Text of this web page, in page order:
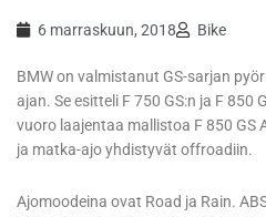
6 marraskuun, 2018 Bike
BMW on valmistanut GS-sarjan
ajan. Se esitteli F 750 GS:n ja F 850
vuoro laajentaa mallistoa F 850 GS
ja matka-ajo yhdistyvät offroadiin.
Ajomoodeina ovat Road ja Rain.